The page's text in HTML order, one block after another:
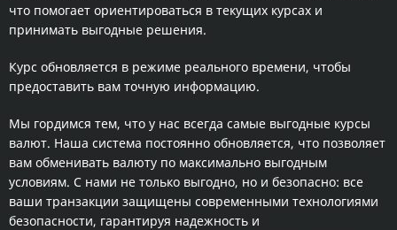
что помогает ориентироваться в текущих курсах и
принимать выгодные решения.
Курс обновляется в режиме реального времени, чтобы
предоставить вам точную информацию.
Мы гордимся тем, что у нас всегда самые выгодные курсы
валют. Наша система постоянно обновляется, что позволяет
вам обменивать валюту по максимально выгодным
условиям. С нами не только выгодно, но и безопасно: все
ваши транзакции защищены современными технологиями
безопасности, гарантируя надежность и